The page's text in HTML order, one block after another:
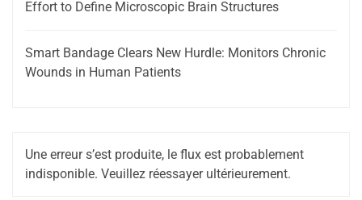
Effort to Define Microscopic Brain Structures
Smart Bandage Clears New Hurdle: Monitors Chronic
Wounds in Human Patients
Une erreur s’est produite, le flux est probablement
indisponible. Veuillez réessayer ultérieurement.